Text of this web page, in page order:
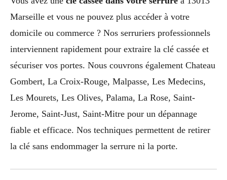
Marseille et vous ne pouvez plus accéder à votre
domicile ou commerce ? Nos serruriers professionnels
interviennent rapidement pour extraire la clé cassée et
sécuriser vos portes. Nous couvrons également Chateau
Gombert, La Croix-Rouge, Malpasse, Les Medecins,
Les Mourets, Les Olives, Palama, La Rose, Saint-
Jerome, Saint-Just, Saint-Mitre pour un dépannage
fiable et efficace. Nos techniques permettent de retirer
la clé sans endommager la serrure ni la porte.